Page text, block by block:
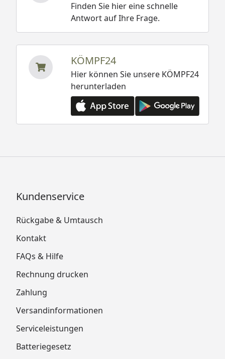
Finden Sie hier eine schnelle
Antwort auf Ihre Frage.
KÖMPF24
Hier können Sie unsere KÖMPF24
herunterladen
Kundenservice
Rückgabe & Umtausch
Kontakt
FAQs & Hilfe
Rechnung drucken
Zahlung
Versandinformationen
Serviceleistungen
Batteriegesetz